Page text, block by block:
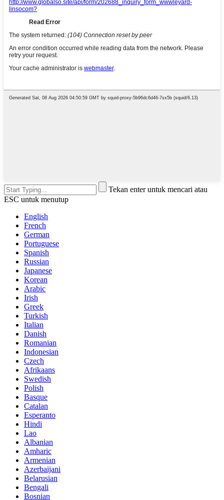
Tekan enter untuk mencari atau
ESC untuk menutup
English
French
German
Portuguese
Spanish
Russian
Japanese
Korean
Arabic
Irish
Greek
Turkish
Italian
Danish
Romanian
Indonesian
Czech
Afrikaans
Swedish
Polish
Basque
Catalan
Esperanto
Hindi
Lao
Albanian
Amharic
Armenian
Azerbaijani
Belarusian
Bengali
Bosnian